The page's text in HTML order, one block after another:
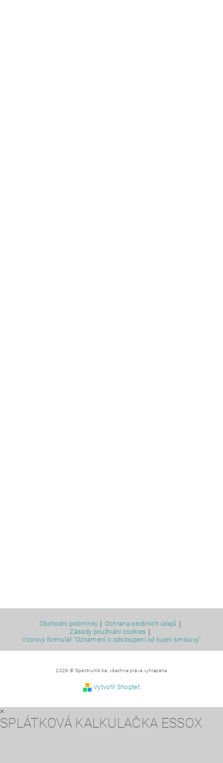
Obchodní podmínky | Ochrana osobních údajů |
Zásady používání cookies |
Vzorový formulář "Oznámení o odstoupení od kupní smlouvy"
2026 © Spectrumbike, všechna práva vyhrazena
Vytvořil Shoptet
×
SPLÁTKOVÁ KALKULAČKA ESSOX